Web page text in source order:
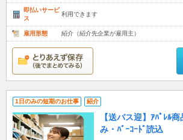
即払いサービ
ス
利用できます
雇用形態 紹介（紹介先企業が雇用主）
1日のみの短期のお仕事 紹介
【送バス迎】ｱﾊﾟﾚﾙ
み・ﾊﾞｰｺｰﾄﾞ読込